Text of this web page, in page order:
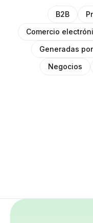
B2B
Comercio
Generadas
Negocios